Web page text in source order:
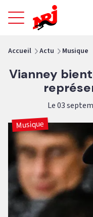
NRJ -
Accueil Actu Musique
Vianney
Le 03
Musique